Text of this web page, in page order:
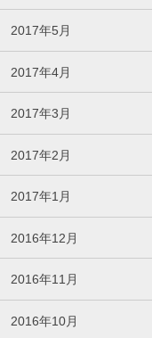
2017年5月
2017年4月
2017年3月
2017年2月
2017年1月
2016年12月
2016年11月
2016年10月